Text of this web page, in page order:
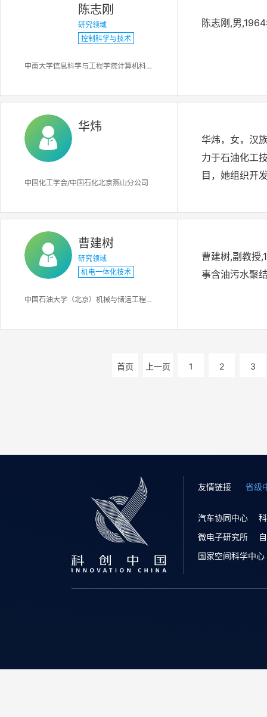
为网络计算、
电子与信息工
陈志刚
研究领域
控制科学与技术
中南大学信息科学与工程学院计算机科学系
陈志刚,男
华炜
中国化工学会/中国石化北京燕山分公司
华炜，女，汉
力于石油化工
目，她组织开
开发中作出了
享受政府特殊
科技成就奖。
曹建树
研究领域
机电一体化技术
中国石油大学（北京）机械与储运工程学院
曹建树,副教授
事含油污水聚
首页 上一页 1 2 3
友情链接 省级
汽车协同中心
微电子研究所
国家空间科学中心